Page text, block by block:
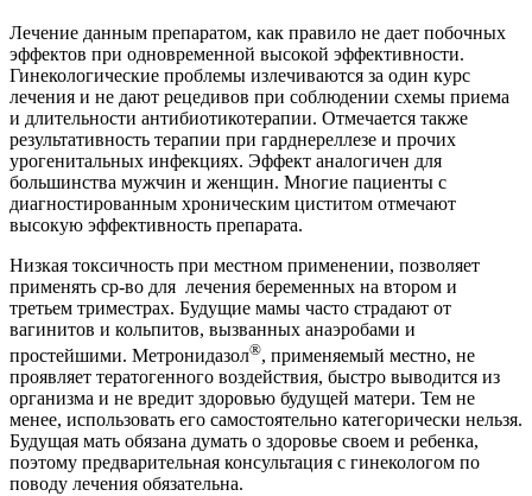
Лечение данным препаратом, как правило не дает побочных
эффектов при одновременной высокой эффективности.
Гинекологические проблемы излечиваются за один курс
лечения и не дают рецедивов при соблюдении схемы приема
и длительности антибиотикотерапии. Отмечается также
результативность терапии при гарднереллезе и прочих
урогенитальных инфекциях. Эффект аналогичен для
большинства мужчин и женщин. Многие пациенты с
диагностированным хроническим циститом отмечают
высокую эффективность препарата.
Низкая токсичность при местном применении, позволяет
применять ср-во для лечения беременных на втором и
третьем триместрах. Будущие мамы часто страдают от
вагинитов и кольпитов, вызванных анаэробами и
простейшими. Метронидазол®, применяемый местно, не
проявляет тератогенного воздействия, быстро выводится из
организма и не вредит здоровью будущей матери. Тем не
менее, использовать его самостоятельно категорически нельзя.
Будущая мать обязана думать о здоровье своем и ребенка,
поэтому предварительная консультация с гинекологом по
поводу лечения обязательна.